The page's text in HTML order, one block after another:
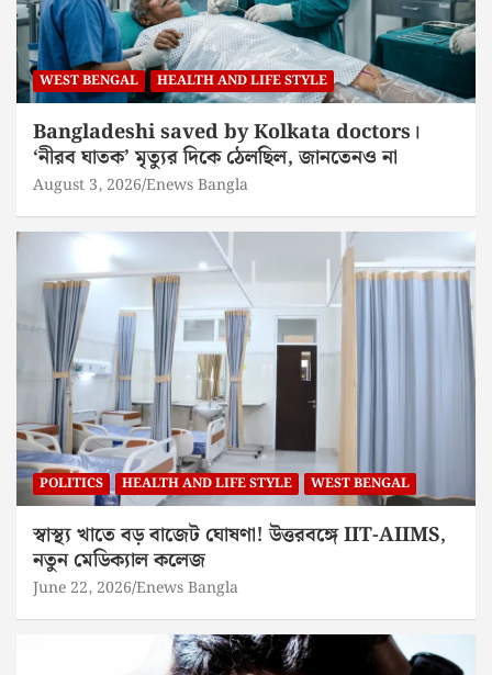
WEST BENGAL HEALTH AND LIFE STYLE
Bangladeshi saved by Kolkata doctors।
‘নীরব ঘাতক’ মৃত্যুর দিকে ঠেলছিল, জানতেনও না
August 3, 2026 Enews Bangla
POLITICS HEALTH AND LIFE STYLE WEST BENGAL
স্বাস্থ্য খাতে বড় বাজেট ঘোষণা! উত্তরবঙ্গে IIT-AIIMS,
নতুন মেডিক্যাল কলেজ
June 22, 2026 Enews Bangla